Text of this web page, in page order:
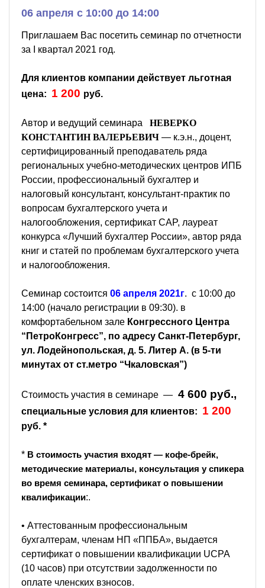
06 апреля c 10:00 до 14:00
Приглашаем Вас посетить семинар по отчетности
за I квартал 2021 год.
Для клиентов компании действует льготная
цена: 1 200 руб.
Автор и ведущий семинара НЕВЕРКО
КОНСТАНТИН ВАЛЕРЬЕВИЧ — к.э.н., доцент,
сертифицированный преподаватель ряда
региональных учебно-методических центров ИПБ
России, профессиональный бухгалтер и
налоговый консультант, консультант-практик по
вопросам бухгалтерского учета и
налогообложения, сертификат CAP, лауреат
конкурса «Лучший бухгалтер России», автор ряда
книг и статей по проблемам бухгалтерского учета
и налогообложения.
Семинар состоится 06 апреля 2021г. с 10:00 до
14:00 (начало регистрации в 09:30). в
комфортабельном зале Конгрессного Центра
“ПетроКонгресс”, по адресу Санкт-Петербург,
ул. Лодейнопольская, д. 5. Литер А. (в 5-ти
минутах от ст.метро “Чкаловская”)
Стоимость участия в семинаре — 4 600 руб.,
специальные условия для клиентов: 1 200
руб. *
* В стоимость участия входят — кофе-брейк,
методические материалы, консультация у спикера
во время семинара, сертификат о повышении
квалификации:.
• Аттестованным профессиональным
бухгалтерам, членам НП «ППБА», выдается
сертификат о повышении квалификации UCPA
(10 часов) при отсутствии задолженности по
оплате членских взносов.